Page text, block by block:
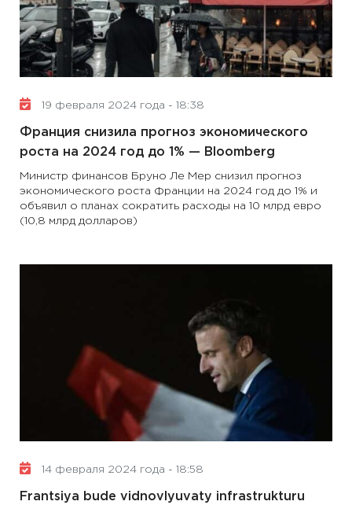
19 февраля 2024 года - 18:38
Франция снизила прогноз экономического
роста на 2024 год до 1% — Bloomberg
Министр финансов Бруно Ле Мер снизил прогноз
экономического роста Франции на 2024 год до 1% и
объявил о планах сократить расходы на 10 млрд евро
(10,8 млрд долларов)
14 февраля 2024 года - 18:58
Frantsiya bude vidnovlyuvaty infrastrukturu